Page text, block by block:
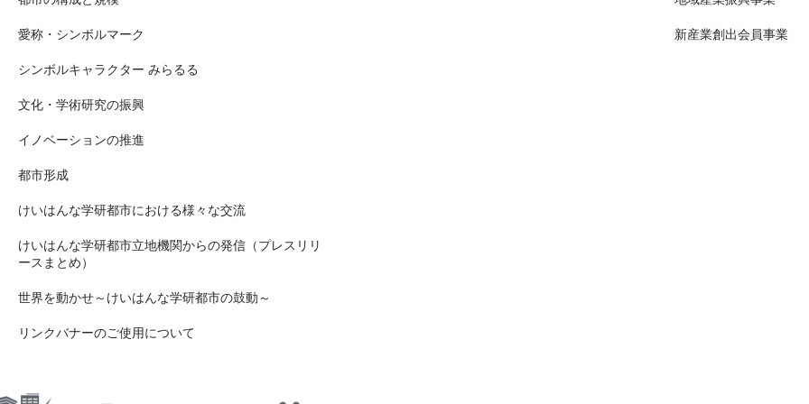
愛称・シンボルマーク
シンボルキャラクター みらるる
文化・学術研究の振興
イノベーションの推進
都市形成
けいはんな学研都市における様々な交流
けいはんな学研都市立地機関からの発信（プレスリリ
ースまとめ）
世界を動かせ～けいはんな学研都市の鼓動～
リンクバナーのご使用について
新産業創出会員事業